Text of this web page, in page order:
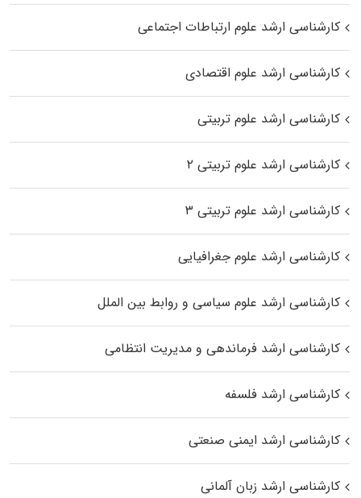
کارشناسی ارشد علوم ارتباطات اجتماعی
کارشناسی ارشد علوم اقتصادی
کارشناسی ارشد علوم تربیتی
کارشناسی ارشد علوم تربیتی ۲
کارشناسی ارشد علوم تربیتی ۳
کارشناسی ارشد علوم جغرافیایی
کارشناسی ارشد علوم سیاسی و روابط بین الملل
کارشناسی ارشد فرماندهی و مدیریت انتظامی
کارشناسی ارشد فلسفه
کارشناسی ارشد ایمنی صنعتی
کارشناسی ارشد زبان آلمانی